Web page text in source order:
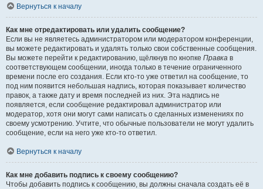
Вернуться к началу
Как мне отредактировать или удалить сообщение?
Если вы не являетесь администратором или модератором конференции,
вы можете редактировать и удалять только свои собственные сообщения.
Вы можете перейти к редактированию, щёлкнув по кнопке Правка в
соответствующем сообщении, иногда только в течение ограниченного
времени после его создания. Если кто-то уже ответил на сообщение, то
под ним появится небольшая надпись, которая показывает количество
правок, а также дату и время последней из них. Эта надпись не
появляется, если сообщение редактировал администратор или
модератор, хотя они могут сами написать о сделанных изменениях по
своему усмотрению. Учтите, что обычные пользователи не могут удалить
сообщение, если на него уже кто-то ответил.
Вернуться к началу
Как мне добавить подпись к своему сообщению?
Чтобы добавить подпись к сообщению, вы должны сначала создать её в